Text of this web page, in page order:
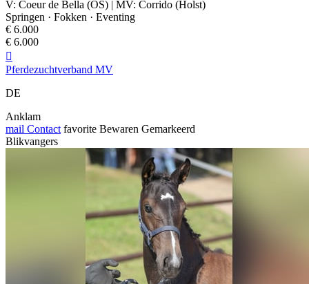
V: Coeur de Bella (OS) | MV: Corrido (Holst)
Springen · Fokken · Eventing
€ 6.000
€ 6.000

Pferdezuchtverband MV
DE
Anklam
mail Contact favorite Bewaren Gemarkeerd
Blikvangers